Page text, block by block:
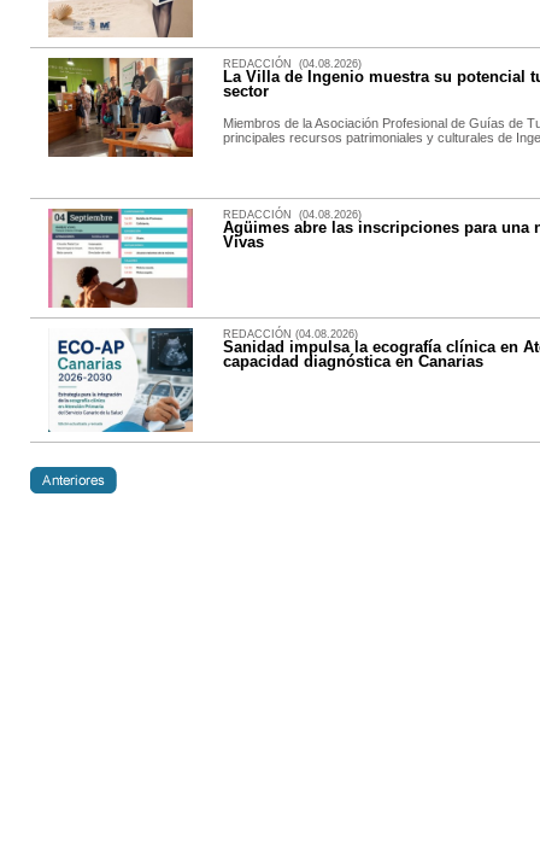
REDACCIÓN (04.08.2026)
La Villa de Ingenio muestra su potencial
sector
Miembros de la Asociación Profesional de Guías de
principales recursos patrimoniales y culturales de
REDACCIÓN (04.08.2026)
Agüimes abre las inscripciones para una
Vivas
REDACCIÓN (04.08.2026)
Sanidad impulsa la ecografía clínica en
capacidad diagnóstica en Canarias